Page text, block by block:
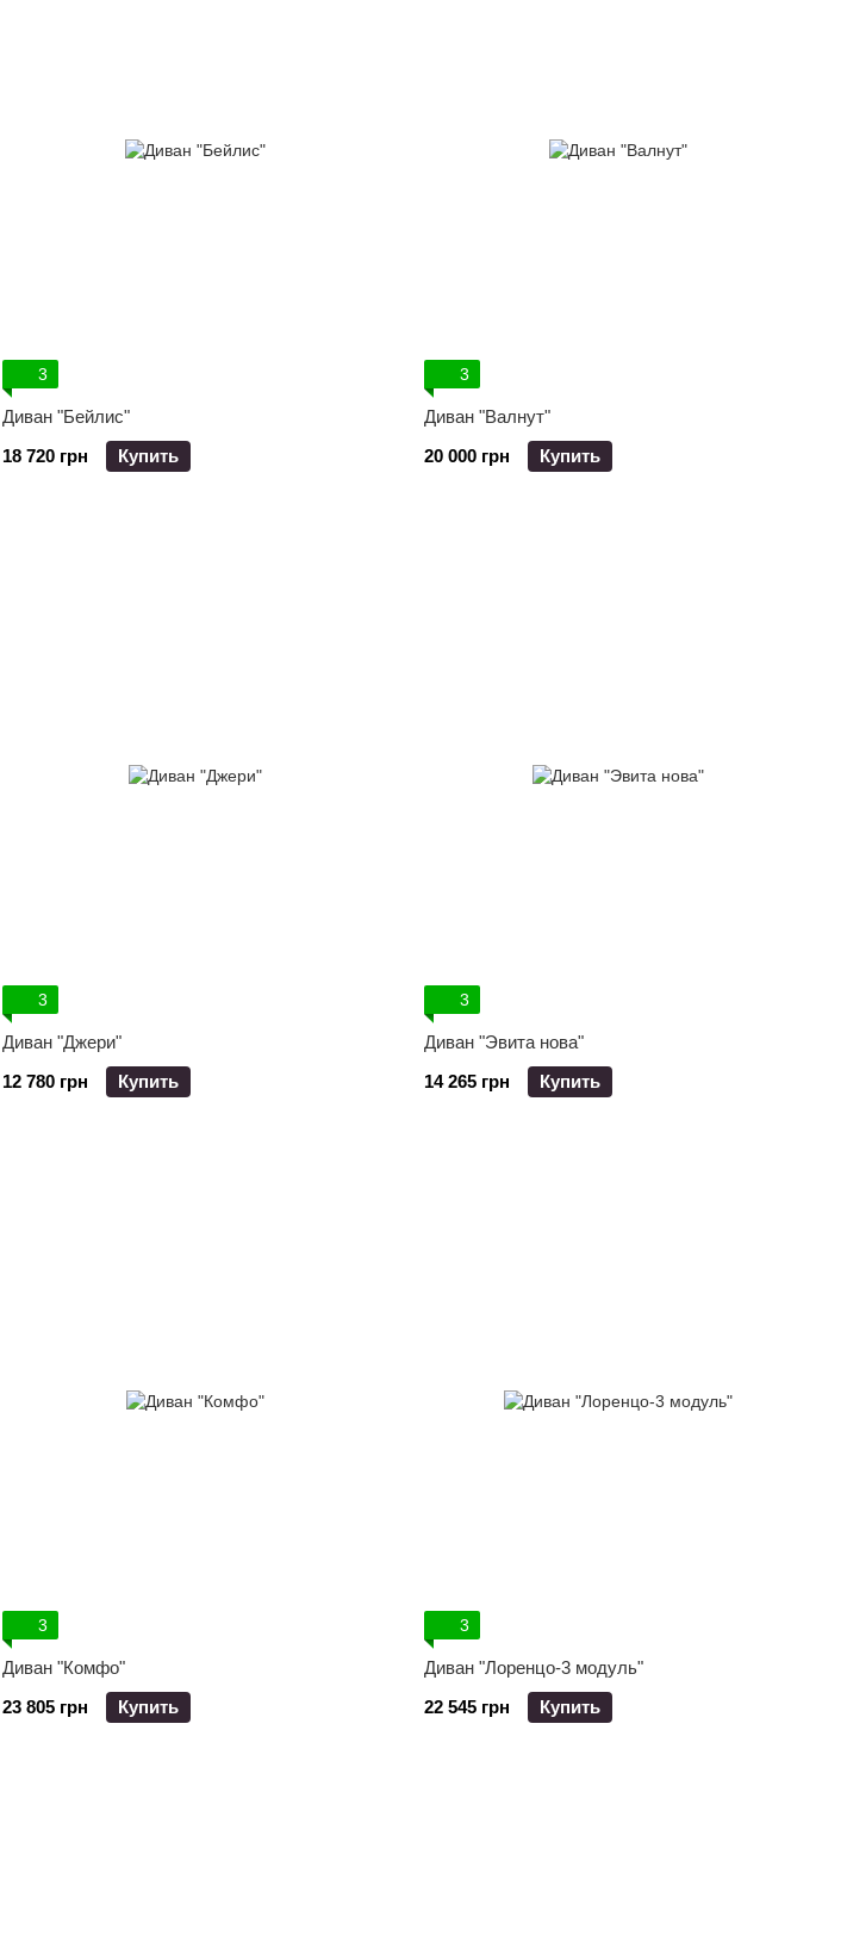
3
Диван "Бейлис"
18 720 грн
Купить
3
Диван "Валнут"
20 000 грн
Купить
3
Диван "Джери"
12 780 грн
Купить
3
Диван "Эвита нова"
14 265 грн
Купить
3
Диван "Комфо"
23 805 грн
Купить
3
Диван "Лоренцо-3 модуль"
22 545 грн
Купить